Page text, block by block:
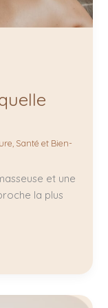
Santé et Bien-
et une
la plus